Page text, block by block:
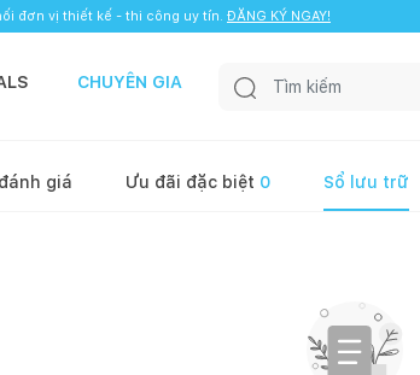
đơn vị thiết kế - thi công uy tín. ĐĂNG KÝ NGAY!
CHUYÊN GIA
giá Ưu đãi đặc biệt 0 Sổ lưu trữ